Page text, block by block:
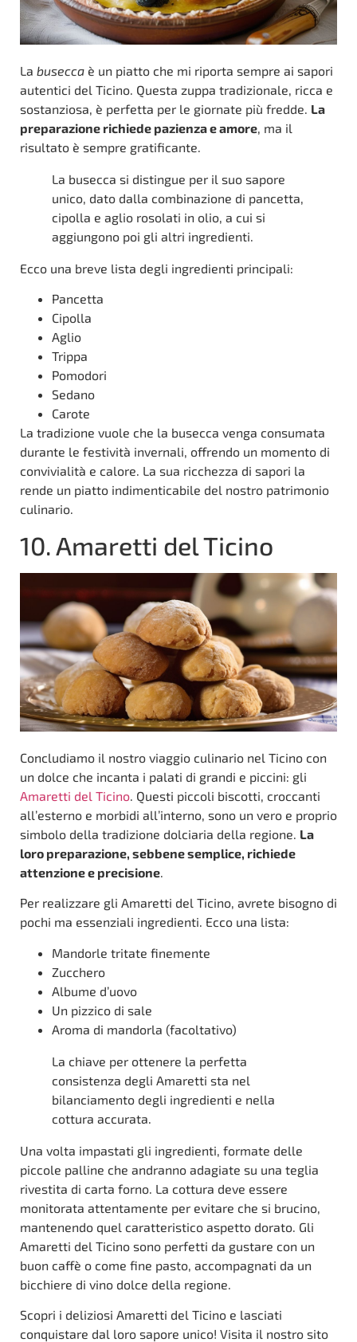
La busecca è un piatto che mi riporta sempre ai sapori
autentici del Ticino. Questa zuppa tradizionale, ricca e
sostanziosa, è perfetta per le giornate più fredde. La
preparazione richiede pazienza e amore , ma il
risultato è sempre gratificante.
La busecca si distingue per il suo sapore
unico, dato dalla combinazione di pancetta,
cipolla e aglio rosolati in olio, a cui si
aggiungono poi gli altri ingredienti.
Ecco una breve lista degli ingredienti principali:
Pancetta
Cipolla
Aglio
Trippa
Pomodori
Sedano
Carote
La tradizione vuole che la busecca venga consumata
durante le festività invernali, offrendo un momento di
convivialità e calore. La sua ricchezza di sapori la
rende un piatto indimenticabile del nostro patrimonio
culinario.
10. Amaretti del Ticino
Concludiamo il nostro viaggio culinario nel Ticino con
un dolce che incanta i palati di grandi e piccini: gli
Amaretti del Ticino . Questi piccoli biscotti, croccanti
all’esterno e morbidi all’interno, sono un vero e proprio
simbolo della tradizione dolciaria della regione. La
loro preparazione, sebbene semplice, richiede
attenzione e precisione
Per realizzare gli Amaretti del Ticino, avrete bisogno di
pochi ma essenziali ingredienti. Ecco una lista:
Mandorle tritate finemente
Zucchero
Albume d’uovo
Un pizzico di sale
Aroma di mandorla (facoltativo)
La chiave per ottenere la perfetta
consistenza degli Amaretti sta nel
bilanciamento degli ingredienti e nella
cottura accurata.
Una volta impastati gli ingredienti, formate delle
piccole palline che andranno adagiate su una teglia
rivestita di carta forno. La cottura deve essere
monitorata attentamente per evitare che si brucino,
mantenendo quel caratteristico aspetto dorato. Gli
Amaretti del Ticino sono perfetti da gustare con un
buon caffè o come fine pasto, accompagnati da un
bicchiere di vino dolce della regione.
Scopri i deliziosi Amaretti del Ticino e lasciati
conquistare dal loro sapore unico! Visita il nostro sito